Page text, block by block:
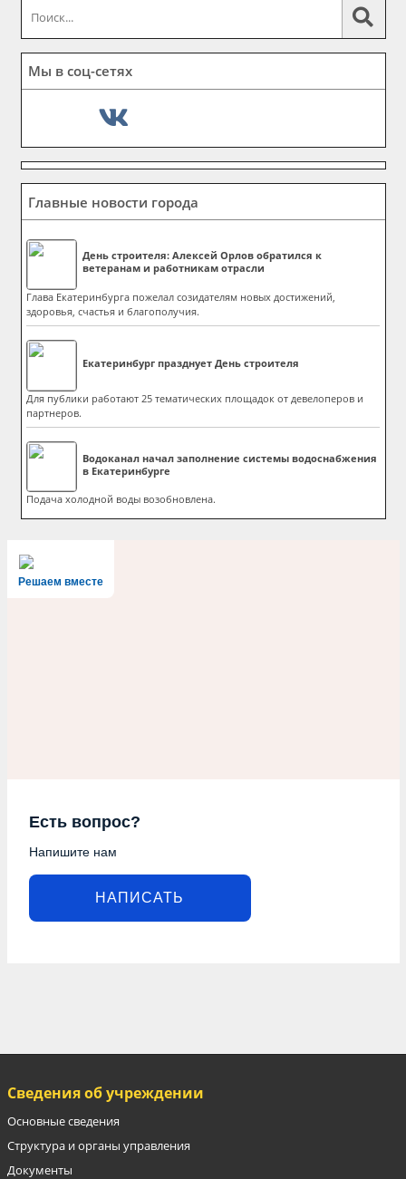
Мы в соц-сетях
Главные новости города
День строителя: Алексей Орлов обратился к
ветеранам и работникам отрасли
Глава Екатеринбурга пожелал созидателям новых достижений,
здоровья, счастья и благополучия.
Екатеринбург празднует День строителя
Для публики работают 25 тематических площадок от девелоперов и
партнеров.
Водоканал начал заполнение системы водоснабжения
в Екатеринбурге
Подача холодной воды возобновлена.
Решаем вместе
Есть вопрос?
Напишите нам
НАПИСАТЬ
Сведения об учреждении
Основные сведения
Структура и органы управления
Документы